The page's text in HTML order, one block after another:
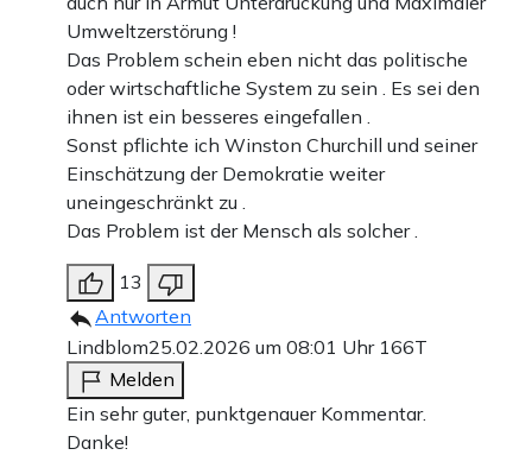
Umweltzerstörung !
Das Problem schein eben nicht das politische
oder wirtschaftliche System zu sein . Es sei den
ihnen ist ein besseres eingefallen .
Sonst pflichte ich Winston Churchill und seiner
Einschätzung der Demokratie weiter
uneingeschränkt zu .
Das Problem ist der Mensch als solcher .
13
Antworten
Lindblom25.02.2026 um 08:01 Uhr 166T
Melden
Ein sehr guter, punktgenauer Kommentar.
Danke!